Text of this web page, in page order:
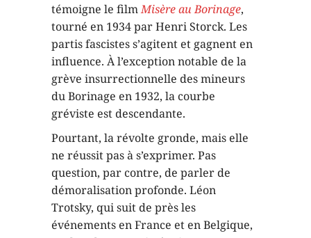
témoigne le filmMisère au Borinage,
tourné en 1934 par Henri Storck. Les
partis fascistes s’agitent et gagnent en
influence. À l’exception notable de la
grève insurrectionnelle des mineurs
du Borinage en 1932, la courbe
gréviste est descendante.
Pourtant, la révolte gronde, mais elle
ne réussit pas à s’exprimer. Pas
question, par contre, de parler de
démoralisation profonde. Léon
Trotsky, qui suit de près les
événements en France et en Belgique,